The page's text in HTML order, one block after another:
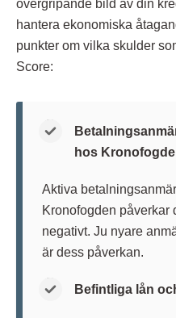
övergripande bild av din
hantera ekonomiska
punkter om vilka skulder
Score:
hos
Aktiva
Kronofogden påverkar
negativt. Ju nyare
är dess påverkan.
Befintliga lån